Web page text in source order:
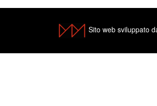
Sito web sviluppato